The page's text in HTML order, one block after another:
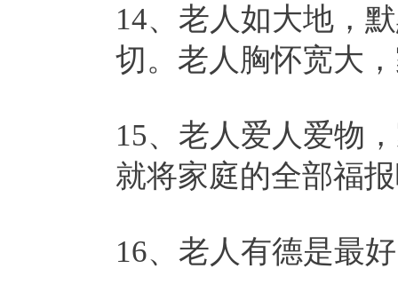
14、老人如大地，
切。老人胸怀宽大
15、老人爱人爱物
就将家庭的全部福
16、老人有德是最